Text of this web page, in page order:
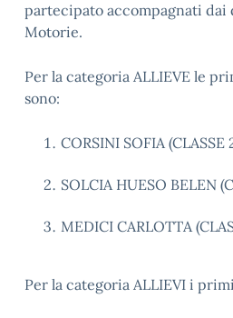
partecipato accompagnati dai
Motorie.
Per la categoria ALLIEVE le
sono:
CORSINI SOFIA (CLASSE
SOLCIA HUESO BELEN
MEDICI CARLOTTA
Per la categoria ALLIEVI i